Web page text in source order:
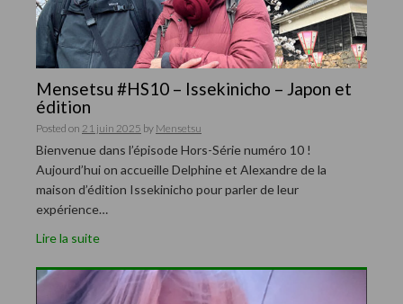
Mensetsu #HS10 – Issekinicho – Japon et
édition
Posted on 21 juin 2025 by Mensetsu
Bienvenue dans l’épisode Hors-Série numéro 10 !
Aujourd’hui on accueille Delphine et Alexandre de la
maison d’édition Issekinicho pour parler de leur
expérience…
Lire la suite